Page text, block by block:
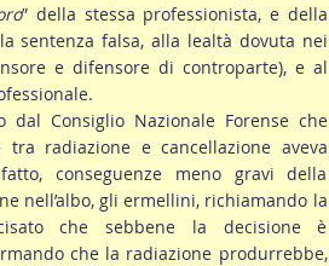
” della stessa professionista, e della
sentenza falsa, alla lealtà dovuta nei
e difensore di controparte), e al
Consiglio Nazionale Forense che
radiazione e cancellazione aveva
conseguenze meno gravi della
nell’albo, gli ermellini, richiamando la
che sebbene la decisione è
che la radiazione produrrebbe,